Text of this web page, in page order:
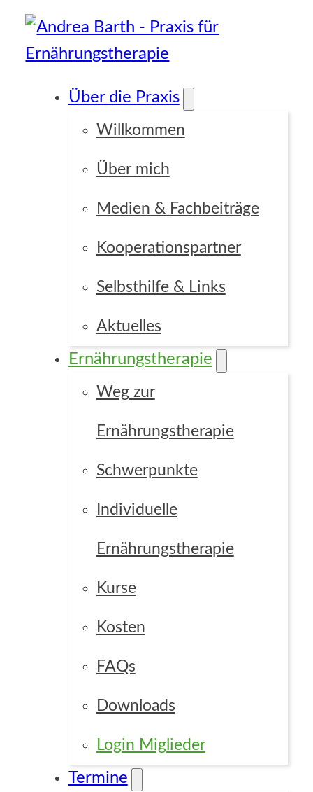
Über die Praxis
Willkommen
Über mich
Medien & Fachbeiträge
Kooperationspartner
Selbsthilfe & Links
Aktuelles
Ernährungstherapie
Weg zur
Ernährungstherapie
Schwerpunkte
Individuelle
Ernährungstherapie
Kurse
Kosten
FAQs
Downloads
Login Miglieder
Termine
Focus Point
Grid